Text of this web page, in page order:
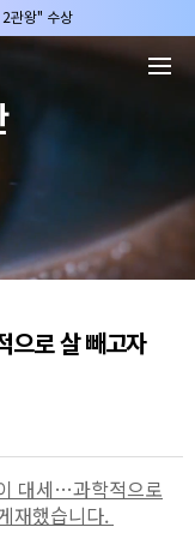
관왕" 수상
" 수상!
상진료
왕" 수상
" 수상!
으로 살 빼고자
대세…과학적으로
재했습니다.